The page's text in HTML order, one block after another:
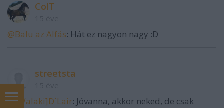
ColT
@Balu az Alfás: Hát ez nagyon nagy :D
streetsta
@[Walaki]D`Lair: Jóvanna, akkor neked, de csak